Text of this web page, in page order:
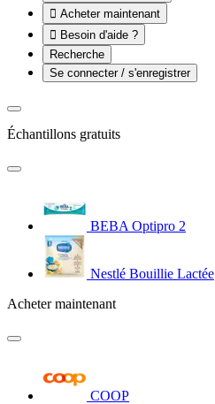
 Acheter maintenant
 Besoin d'aide ?
Recherche
Se connecter / s'enregistrer
Échantillons gratuits
BEBA Optipro 2
Nestlé Bouillie Lactée
Acheter maintenant
COOP